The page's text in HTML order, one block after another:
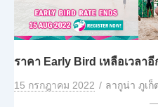
ราคา Early Bird เหลือเวลา
15 กรกฎาคม 2022 ลากูน่า ภูเก็